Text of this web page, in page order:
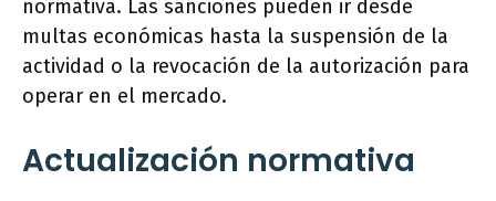
normativa. Las sanciones pueden ir desde
multas económicas hasta la suspensión de la
actividad o la revocación de la autorización para
operar en el mercado.
Actualización normativa